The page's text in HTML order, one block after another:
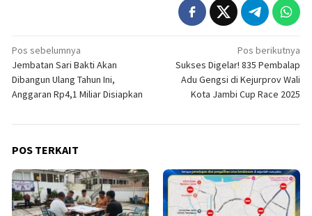
Navigasi
pos
Pos sebelumnya
Jembatan Sari Bakti Akan
Dibangun Ulang Tahun Ini,
Anggaran Rp4,1 Miliar Disiapkan
Pos berikutnya
Sukses Digelar! 835 Pembalap
Adu Gengsi di Kejurprov Wali
Kota Jambi Cup Race 2025
POS TERKAIT